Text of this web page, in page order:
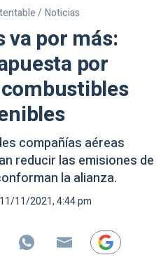
/ Noticias
va por más:
por
compañías aéreas
reducir las emisiones de
la alianza.
11/11/2021, 4:44 pm